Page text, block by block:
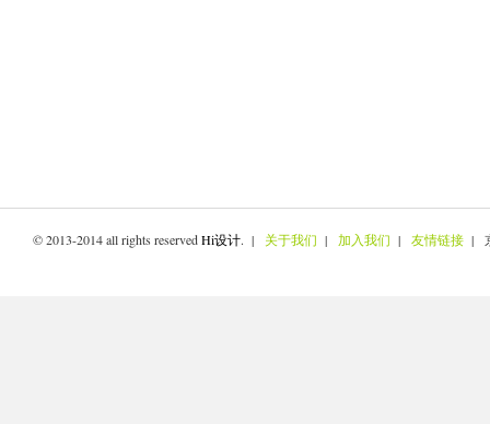
© 2013-2014 all rights reservedHi设计. | 关于我们 | 加入我们 | 友情链接 |